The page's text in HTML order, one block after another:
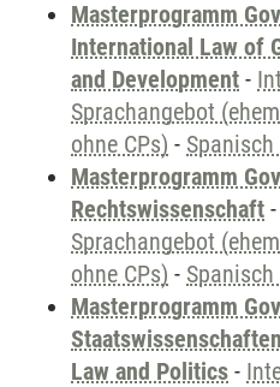
Masterprogramm
International Law of
and Development -
Sprachangebot
ohne CPs) - Spanisch
Masterprogramm
Rechtswissenschaft -
Sprachangebot
ohne CPs) - Spanisch
Masterprogramm
Law and Politics -